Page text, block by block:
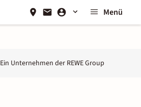
Menü
Ein Unternehmen der REWE Group